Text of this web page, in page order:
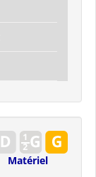
Matériel